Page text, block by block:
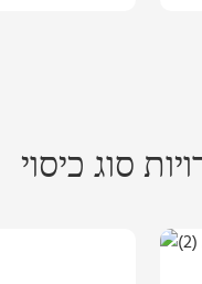
סוג כיסוי